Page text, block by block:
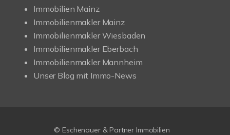
Immobilien Mainz
Immobilienmakler Mainz
Immobilienmakler Wiesbaden
Immobilienmakler Eberbach
Immobilienmakler Mannheim
Unser Blog mit Immo-News
© Eschenauer & Partner Immobilien